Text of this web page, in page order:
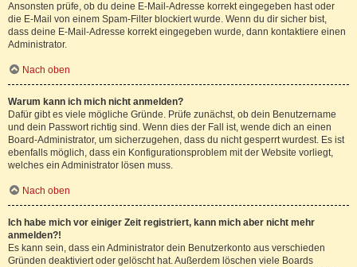
Ansonsten prüfe, ob du deine E-Mail-Adresse korrekt eingegeben hast oder
die E-Mail von einem Spam-Filter blockiert wurde. Wenn du dir sicher bist,
dass deine E-Mail-Adresse korrekt eingegeben wurde, dann kontaktiere einen
Administrator.
Nach oben
Warum kann ich mich nicht anmelden?
Dafür gibt es viele mögliche Gründe. Prüfe zunächst, ob dein Benutzername
und dein Passwort richtig sind. Wenn dies der Fall ist, wende dich an einen
Board-Administrator, um sicherzugehen, dass du nicht gesperrt wurdest. Es ist
ebenfalls möglich, dass ein Konfigurationsproblem mit der Website vorliegt,
welches ein Administrator lösen muss.
Nach oben
Ich habe mich vor einiger Zeit registriert, kann mich aber nicht mehr
anmelden?!
Es kann sein, dass ein Administrator dein Benutzerkonto aus verschieden
Gründen deaktiviert oder gelöscht hat. Außerdem löschen viele Boards